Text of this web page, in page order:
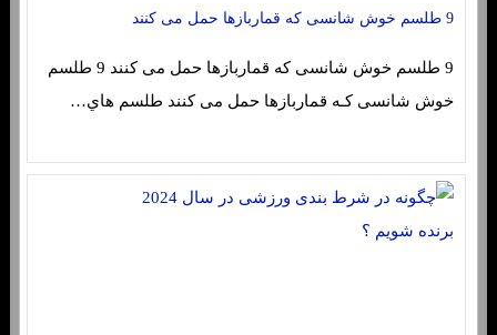
9 طلسم خوش شانسی که قماربازها حمل می کنند
9 طلسم خوش شانسی که قماربازها حمل می کنند 9 طلسم
خوش شانسی کـه قماربازها حمل می کنند طلسم هاي‌…